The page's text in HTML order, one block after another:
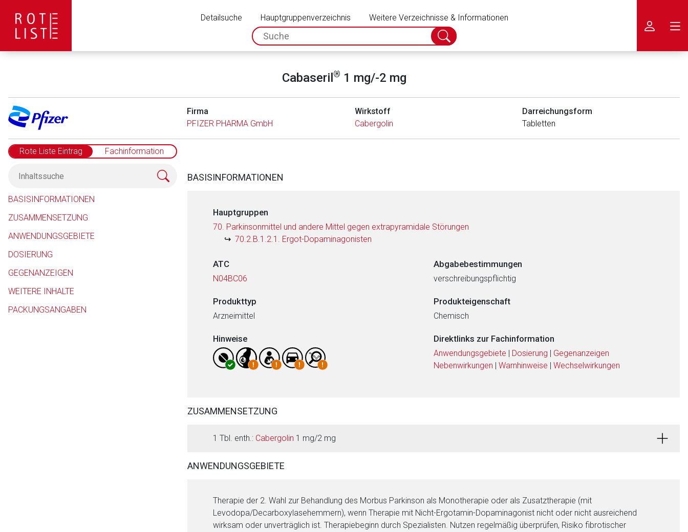
Detailsuche Hauptgruppenverzeichnis
Weitere Verzeichnisse & Informationen
spc.search.input.placeholder
Suche
abschicken
Cabaseril ® 1 mg/-2 mg
Firma
PFIZER PHARMA GmbH
Wirkstoff
Cabergolin
Darreichungsform
Tabletten
Rote Liste Eintrag Fachinformation
BASISINFORMATIONEN
ZUSAMMENSETZUNG
ANWENDUNGSGEBIETE
DOSIERUNG
GEGENANZEIGEN
WEITERE INHALTE
PACKUNGSANGABEN
BASISINFORMATIONEN
Hauptgruppen
70. Parkinsonmittel und andere Mittel gegen extrapyramidale Störungen
70.2.B.1.2.1. Ergot-Dopaminagonisten
ATC
N04BC06
Abgabebestimmungen
verschreibungspflichtig
Produkttyp
Arzneimittel
Produkteigenschaft
Chemisch
Hinweise Direktlinks zur Fachinformation
Anwendungsgebiete | Dosierung | Gegenanzeigen
Nebenwirkungen | Warnhinweise | Wechselwirkungen
ZUSAMMENSETZUNG
1 Tbl. enth.: Cabergolin 1 mg/2 mg
ANWENDUNGSGEBIETE
Therapie der 2. Wahl zur Behandlung des Morbus Parkinson als Monotherapie oder als Zusatztherapie (mit
Levodopa/Decarboxylasehemmern), wenn Therapie mit Nicht-Ergotamin-Dopaminagonist nicht oder nicht ausreichend
wirksam oder unverträglich ist. Therapiebeginn durch Spezialisten. Nutzen regelmäßig überprüfen, Risiko fibrotischer